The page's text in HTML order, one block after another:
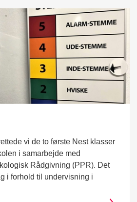
vi de to første Nest klasser
i samarbejde med
Rådgivning (PPR). Det
i forhold til undervisning i